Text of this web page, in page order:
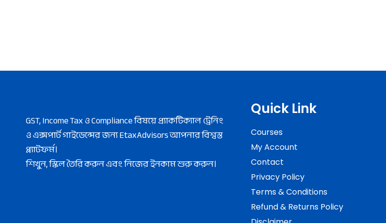
GST, Income Tax ও Compliance বিষয়ে প্র্যাকটিক্যাল ট্রেনিং
ও এক্সপার্ট গাইডেন্সের জন্য EtaxAdvisors আপনার বিশ্বস্ত
প্ল্যাটফর্ম।
শিখুন, স্কিল তৈরি করুন এবং নিজের ইনকাম শুরু করুন।
Quick Link
Courses
My Account
Contact
Privacy Policy
Terms & Conditions
Refund & Returns Policy